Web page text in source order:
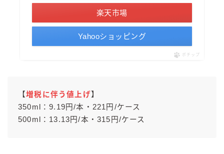
楽天市場
Yahooショッピング
ポチップ
【増税に伴う値上げ】
350ml：9.19円/本・221円/ケース
500ml：13.13円/本・315円/ケース